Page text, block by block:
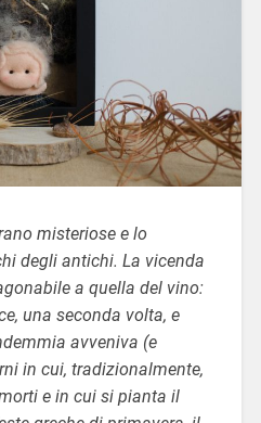
misteriose e lo
degli antichi. La vicenda
a quella del vino:
una seconda volta, e
avveniva (e
in cui, tradizionalmente,
e in cui si pianta il